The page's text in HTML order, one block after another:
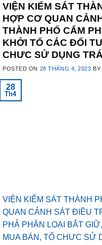
VIỆN KIỂM SÁT
HỢP CƠ QUAN
THÀNH PHỐ CẨM
KHỞI TỐ CÁC ĐỐI
CHƯC SỬ DỤNG
POSTED ON 28 THÁNG 4, 2023 BY
28
Th4
VIỆN KIỂM SÁT THÀNH
QUAN CẢNH SÁT ĐIỀU
PHẢ PHÂN LOẠI BẮT
MUA BÁN, TỔ CHƯC SỬ